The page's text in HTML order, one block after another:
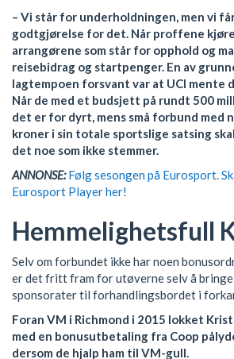
– Vi står for underholdningen, men vi
godtgjørelse for det. Når proffene
arrangørene som står for opphold og
reisebidrag og startpenger. En av
lagtempoen forsvant var at UCI mente
Når de med et budsjett på rundt 500
det er for dyrt, mens små forbund med
kroner i sin totale sportslige satsing
det noe som ikke stemmer.
ANNONSE: Følg sesongen på Eurosport.
Eurosport Player her!
Hemmelighetsfull
Selv om forbundet ikke har noen
er det fritt fram for utøverne selv å
sponsorater til forhandlingsbordet i
Foran VM i Richmond i 2015 lokket
med en bonusutbetaling fra Coop
dersom de hjalp ham til VM-gull.